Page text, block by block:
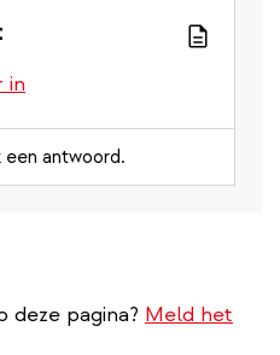
in
antwoord.
pagina? Meld het